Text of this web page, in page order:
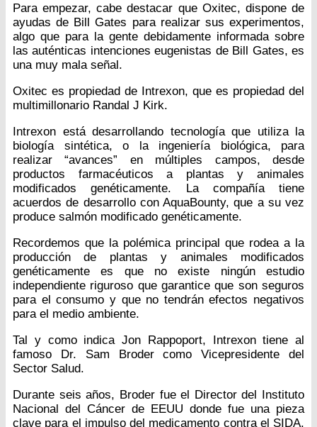
Para empezar, cabe destacar que Oxitec, dispone de
ayudas de Bill Gates para realizar sus experimentos,
algo que para la gente debidamente informada sobre
las auténticas intenciones eugenistas de Bill Gates, es
una muy mala señal.
Oxitec es propiedad de Intrexon, que es propiedad del
multimillonario Randal J Kirk.
Intrexon está desarrollando tecnología que utiliza la
biología sintética, o la ingeniería biológica, para
realizar “avances” en múltiples campos, desde
productos farmacéuticos a plantas y animales
modificados genéticamente. La compañía tiene
acuerdos de desarrollo con AquaBounty, que a su vez
produce salmón modificado genéticamente.
Recordemos que la polémica principal que rodea a la
producción de plantas y animales modificados
genéticamente es que no existe ningún estudio
independiente riguroso que garantice que son seguros
para el consumo y que no tendrán efectos negativos
para el medio ambiente.
Tal y como indica Jon Rappoport, Intrexon tiene al
famoso Dr. Sam Broder como Vicepresidente del
Sector Salud.
Durante seis años, Broder fue el Director del Instituto
Nacional del Cáncer de EEUU donde fue una pieza
clave para el impulso del medicamento contra el SIDA,